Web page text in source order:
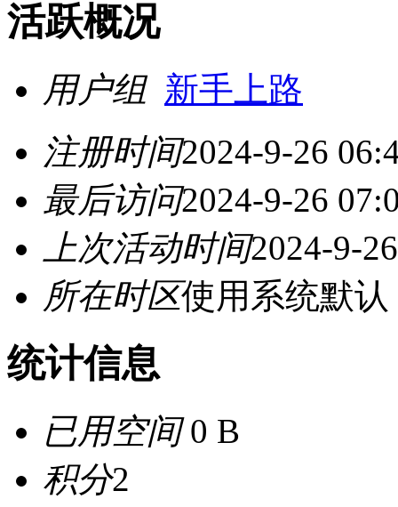
活跃概况
用户组 新手上路
注册时间2024-9-26
最后访问2024-9-26
上次活动时间2024-9-
所在时区使用系统默认
统计信息
已用空间0 B
积分2